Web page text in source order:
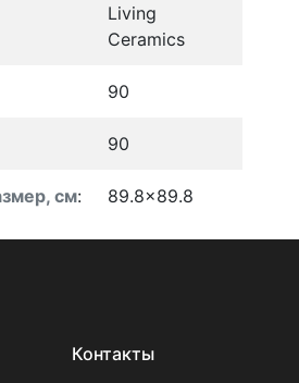
Living
Ceramics
90
90
см: 89.8x89.8
Контакты